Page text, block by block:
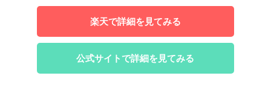
楽天で詳細を見てみる
公式サイトで詳細を見てみる